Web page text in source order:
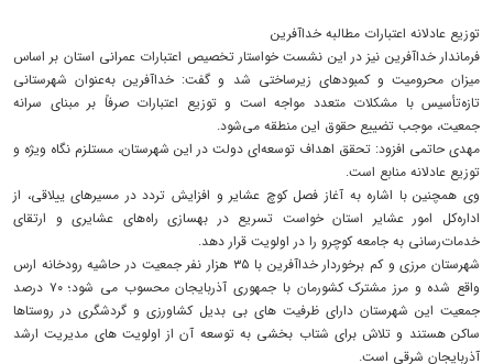
توزیع عادلانه اعتبارات مطالبه خداآفرین
فرماندار خداآفرین نیز در این نشست خواستار تخصیص اعتبارات عمرانی استان بر اساس
میزان محرومیت و کمبودهای زیرساختی شد و گفت: خداآفرین به‌عنوان شهرستانی
تازه‌تأسیس با مشکلات متعدد مواجه است و توزیع اعتبارات صرفاً بر مبنای سرانه
جمعیت، موجب تضییع حقوق این منطقه می‌شود.
مهدی حاتمی افزود: تحقق اهداف توسعه‌ای دولت در این شهرستان، مستلزم نگاه ویژه و
توزیع عادلانه منابع است.
وی همچنین با اشاره به آغاز فصل کوچ عشایر و افزایش تردد در مسیرهای ییلاقی، از
اداره‌کل امور عشایر استان خواست تسریع در بهسازی راه‌های عشایری و ارتقای
خدمات‌رسانی به جامعه کوچرو را در اولویت قرار دهد.
شهرستان مرزی و کم برخوردار خداآفرین با ۳۵ هزار نفر جمعیت در حاشیه رودخانه ارس
واقع شده و مرز مشترک کشورمان با جمهوری آذربایجان محسوب می شود؛ ۷۰ درصد
جمعیت این شهرستان دارای ظرفیت های بی بدیل کشاورزی و گردشگری در روستاها
ساکن هستند و تلاش برای شتاب بخشی به توسعه آن از اولویت های مدیریت ارشد
آذربایجان شرقی است.